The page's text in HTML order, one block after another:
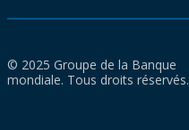
© 2025 Groupe de la Banque
mondiale. Tous droits réservés.